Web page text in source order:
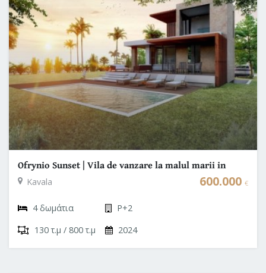
Ofrynio Sunset | Vila de vanzare la malul marii in
Grecia | Kavala - Ofrynio
Kavala 600.000 €
4 δωμάτια
P+2
130 τ.μ / 800 τ.μ
2024